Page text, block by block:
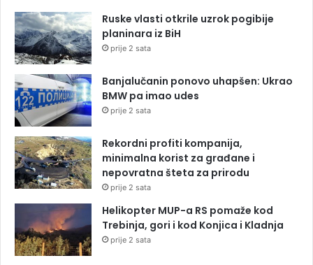
Ruske vlasti otkrile uzrok pogibije
planinara iz BiH
prije 2 sata
Banjalučanin ponovo uhapšen: Ukrao
BMW pa imao udes
prije 2 sata
Rekordni profiti kompanija,
minimalna korist za građane i
nepovratna šteta za prirodu
prije 2 sata
Helikopter MUP-a RS pomaže kod
Trebinja, gori i kod Konjica i Kladnja
prije 2 sata